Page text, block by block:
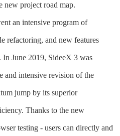
new project road map.
an intensive program of
refactoring, and new features
June 2019, SideeX 3 was
and intensive revision of the
jump by its superior
Thanks to the new
testing - users can directly and